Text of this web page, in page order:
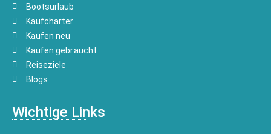
Bootsurlaub
Kaufcharter
Kaufen neu
Kaufen gebraucht
Reiseziele
Blogs
Wichtige Links